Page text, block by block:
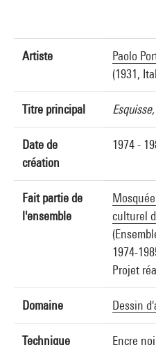
Artiste
Paolo
(1931,
Titre principal
Date de
création
1974 -
Fait partie de
l'ensemble
culturel
1974-
Projet
Domaine Dessin
Technique Encre